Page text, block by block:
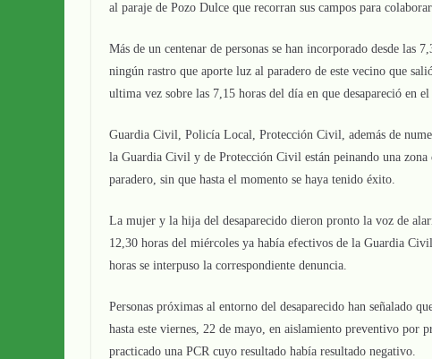
al paraje de Pozo Dulce que recorran sus campos para
Más de un centenar de personas se han incorporado desde las
ningún rastro que aporte luz al paradero de este vecino que
ultima vez sobre las 7,15 horas del día en que desapareció en el
Guardia Civil, Policía Local, Protección Civil, además de
la Guardia Civil y de Protección Civil están peinando una
paradero, sin que hasta el momento se haya tenido éxito.
La mujer y la hija del desaparecido dieron pronto la voz de
12,30 horas del miércoles ya había efectivos de la Guardia
horas se interpuso la correspondiente denuncia.
Personas próximas al entorno del desaparecido han señalado
hasta este viernes, 22 de mayo, en aislamiento preventivo por
practicado una PCR cuyo resultado había resultado negativo.